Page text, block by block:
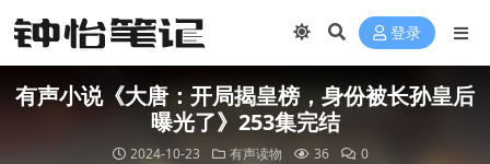
登录
有声小说《大唐：开局揭皇榜，身份被长孙皇后
曝光了》253集完结
2024-10-23 有声读物 36 0